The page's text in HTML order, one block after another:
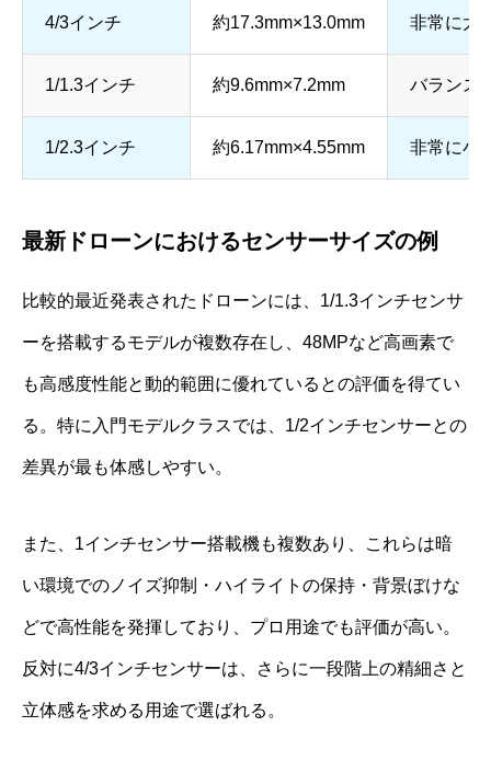
4/3インチ 約17.3mm×13.0mm 非常に大
1/1.3インチ 約9.6mm×7.2mm バランス
1/2.3インチ 約6.17mm×4.55mm 非常に小
最新ドローンにおけるセンサーサイズの例
比較的最近発表されたドローンには、1/1.3インチセンサ
ーを搭載するモデルが複数存在し、48MPなど高画素で
も高感度性能と動的範囲に優れているとの評価を得てい
る。特に入門モデルクラスでは、1/2インチセンサーとの
差異が最も体感しやすい。
また、1インチセンサー搭載機も複数あり、これらは暗
い環境でのノイズ抑制・ハイライトの保持・背景ぼけな
どで高性能を発揮しており、プロ用途でも評価が高い。
反対に4/3インチセンサーは、さらに一段階上の精細さと
立体感を求める用途で選ばれる。